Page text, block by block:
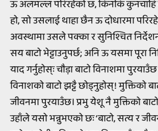
ऊ अलमल्ल परिरहेको छ, किनकि कुनचाहिँ
हो, सो उसलाई थाहा छैन ऊ दोधारमा
अवस्थामा उसले पक्का र सुनिश्चित
सय बाटो भेट्टाउनुपर्छ; अनि ऊ यसमा पूरा
याद गर्नुहोस्ः चौड़ा बाटो विनाशमा
विनाशको बाटो झट्टै छोड्नुहोस्! मुक्तिको
जीवनमा पुरयाउँछ। प्रभु येशू नै मुक्तिको
उहाँले यसो भन्नुभएको छः ‘बाटो, सत्य र